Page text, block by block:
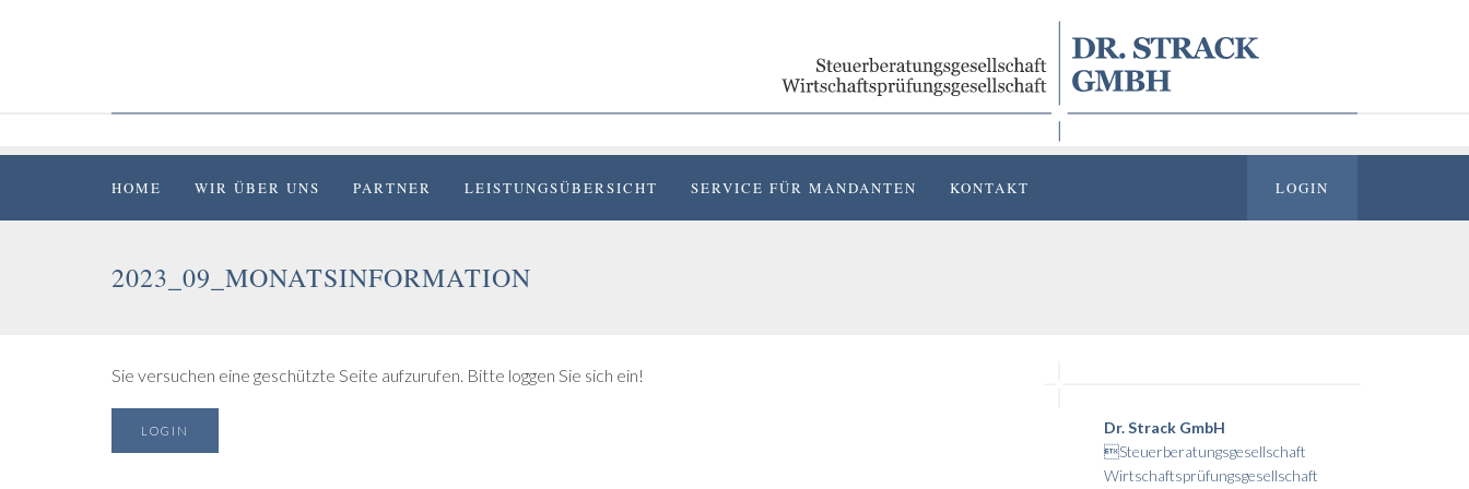
HOME WIR ÜBER UNS PARTNER LEISTUNGSÜBERSICHT SERVICE FÜR MANDANTEN KONTAKT LOGIN
2023_09_MONATSINFORMATION
Sie versuchen eine geschützte Seite aufzurufen. Bitte loggen Sie sich ein!
LOGIN
Dr. Strack GmbH
Steuerberatungsgesellschaft
Wirtschaftsprüfungsgesellschaft